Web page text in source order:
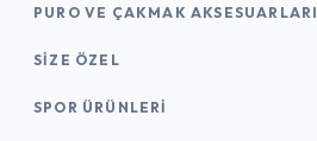
PURO VE ÇAKMAK AKSESUARLARI
SIZE ÖZEL
SPOR ÜRÜNLERI